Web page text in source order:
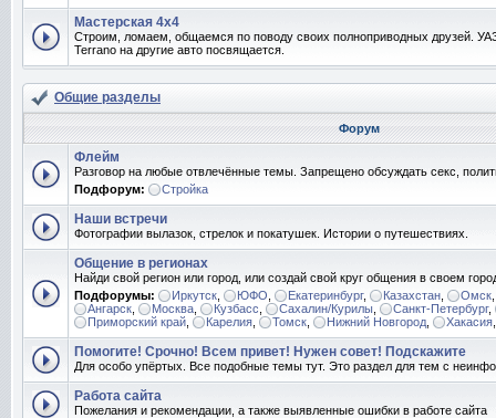
Мастерская 4x4
Строим, ломаем, общаемся по поводу своих полноприводных друзей.
Terrano на другие авто посвящается.
Общие разделы
Форум
Флейм
Разговор на любые отвлечённые темы. Запрещено обсуждать секс,
Подфорум:
Стройка
Наши встречи
Фотографии вылазок, стрелок и покатушек. Истории о путешествиях.
Общение в регионах
Найди свой регион или город, или создай свой круг общения в своем
Подфорумы:
Иркутск ЮФО Екатеринбург, Казахстан Омск
Ангарск
Москва Кузбасс Сахалин/Курилы Санкт-Петербург,
Приморский край
Карелия Томск Нижний Новгород Хакасия
Помогите! Срочно! Всем привет! Нужен совет! Подскажите
Для особо упёртых. Все подобные темы тут. Это раздел для тем с
Работа сайта
Пожелания и рекомендации, а также выявленные ошибки в работе сайта